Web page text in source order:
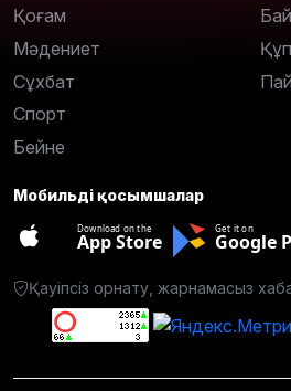
Қоғам
Мәдениет
Сұхбат
Спорт
Бейне
Мобильді қосымшалар
Download on the
App Store
Get it on
Google
Қауіпсіз орнату, жарнамасыз